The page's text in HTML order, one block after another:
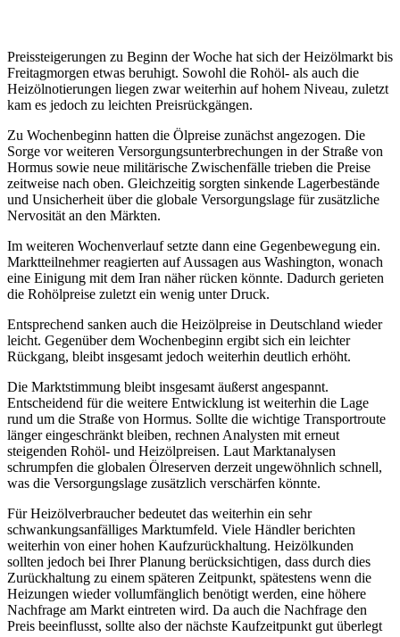
Preissteigerungen zu Beginn der Woche hat sich der Heizölmarkt bis
Freitagmorgen etwas beruhigt. Sowohl die Rohöl- als auch die
Heizölnotierungen liegen zwar weiterhin auf hohem Niveau, zuletzt
kam es jedoch zu leichten Preisrückgängen.
Zu Wochenbeginn hatten die Ölpreise zunächst angezogen. Die
Sorge vor weiteren Versorgungsunterbrechungen in der Straße von
Hormus sowie neue militärische Zwischenfälle trieben die Preise
zeitweise nach oben. Gleichzeitig sorgten sinkende Lagerbestände
und Unsicherheit über die globale Versorgungslage für zusätzliche
Nervosität an den Märkten.
Im weiteren Wochenverlauf setzte dann eine Gegenbewegung ein.
Marktteilnehmer reagierten auf Aussagen aus Washington, wonach
eine Einigung mit dem Iran näher rücken könnte. Dadurch gerieten
die Rohölpreise zuletzt ein wenig unter Druck.
Entsprechend sanken auch die Heizölpreise in Deutschland wieder
leicht. Gegenüber dem Wochenbeginn ergibt sich ein leichter
Rückgang, bleibt insgesamt jedoch weiterhin deutlich erhöht.
Die Marktstimmung bleibt insgesamt äußerst angespannt.
Entscheidend für die weitere Entwicklung ist weiterhin die Lage
rund um die Straße von Hormus. Sollte die wichtige Transportroute
länger eingeschränkt bleiben, rechnen Analysten mit erneut
steigenden Rohöl- und Heizölpreisen. Laut Marktanalysen
schrumpfen die globalen Ölreserven derzeit ungewöhnlich schnell,
was die Versorgungslage zusätzlich verschärfen könnte.
Für Heizölverbraucher bedeutet das weiterhin ein sehr
schwankungsanfälliges Marktumfeld. Viele Händler berichten
weiterhin von einer hohen Kaufzurückhaltung. Heizölkunden
sollten jedoch bei Ihrer Planung berücksichtigen, dass durch dies
Zurückhaltung zu einem späteren Zeitpunkt, spätestens wenn die
Heizungen wieder vollumfänglich benötigt werden, eine höhere
Nachfrage am Markt eintreten wird. Da auch die Nachfrage den
Preis beeinflusst, sollte also der nächste Kaufzeitpunkt gut überlegt